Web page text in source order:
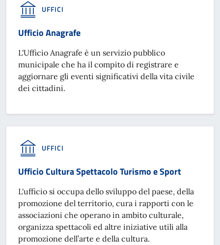
UFFICI
Ufficio Anagrafe
L'Ufficio Anagrafe è un servizio pubblico
municipale che ha il compito di registrare e
aggiornare gli eventi significativi della vita civile
dei cittadini.
UFFICI
Ufficio Cultura Spettacolo Turismo e Sport
L'ufficio si occupa dello sviluppo del paese, della
promozione del territorio, cura i rapporti con le
associazioni che operano in ambito culturale,
organizza spettacoli ed altre iniziative utili alla
promozione dell’arte e della cultura.